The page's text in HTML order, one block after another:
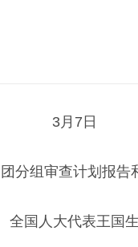
3月7日
分组审查计划报告
全国人大代表王国生